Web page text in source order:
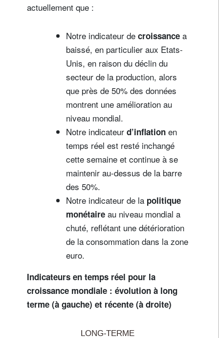
actuellement que :
Notre indicateur de croissance a
baissé, en particulier aux Etats-
Unis, en raison du déclin du
secteur de la production, alors
que près de 50% des données
montrent une amélioration au
niveau mondial.
Notre indicateur d’inflation en
temps réel est resté inchangé
cette semaine et continue à se
maintenir au-dessus de la barre
des 50%.
Notre indicateur de la politique
monétaire au niveau mondial a
chuté, reflétant une détérioration
de la consommation dans la zone
euro.
Indicateurs en temps réel pour la
croissance mondiale : évolution à long
terme (à gauche) et récente (à droite)